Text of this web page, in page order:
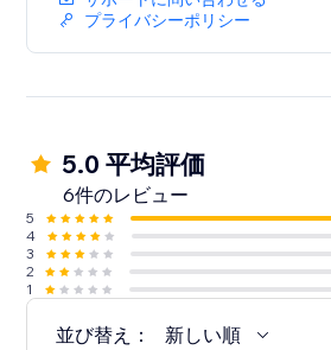
プライバシーポリシー
5.0 平均評価
6件のレビュー
5
4
3
2
1
並び替え： 新しい順